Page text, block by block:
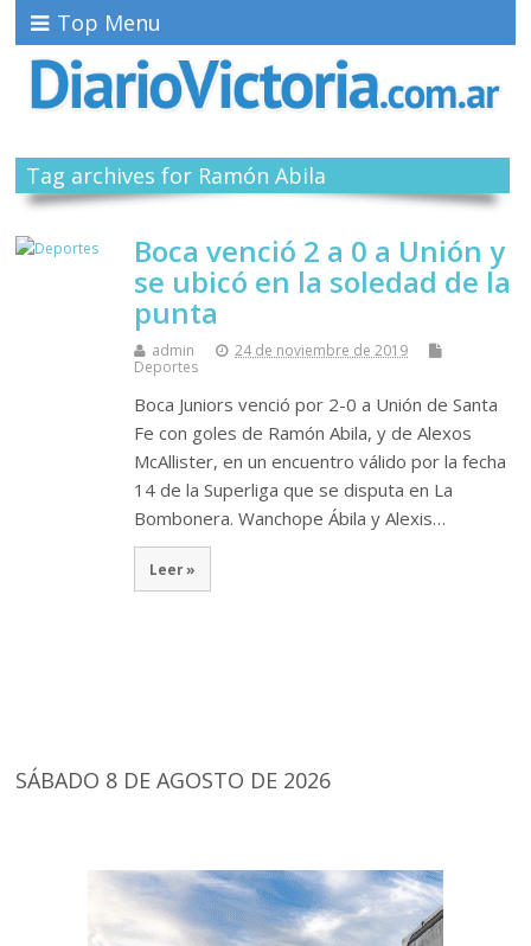
Top Menu
Tag archives for Ramón Abila
Boca venció 2 a 0 a Unión y
se ubicó en la soledad de la
punta
admin
24 de noviembre de 2019
Deportes
Boca Juniors venció por 2-0 a Unión de Santa
Fe con goles de Ramón Abila, y de Alexos
McAllister, en un encuentro válido por la fecha
14 de la Superliga que se disputa en La
Bombonera. Wanchope Ábila y Alexis…
Leer »
SÁBADO 8 DE AGOSTO DE 2026